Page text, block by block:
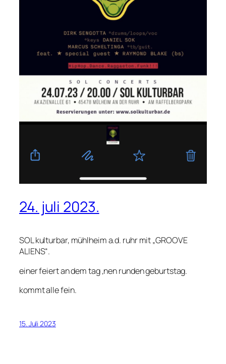
24. juli 2023.
SOL kulturbar, mühlheim a.d. ruhr mit „GROOVE
ALIENS“.
einer feiert an dem tag ‚nen runden geburtstag.
kommt alle fein.
15. Juli 2023